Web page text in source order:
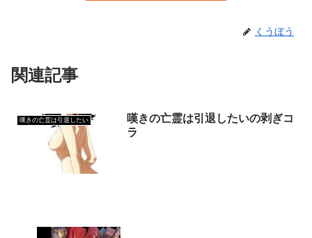
くうぼう
関連記事
嘆きの亡霊は引退したい
嘆きの亡霊は引退したいの剥ぎコ
ラ